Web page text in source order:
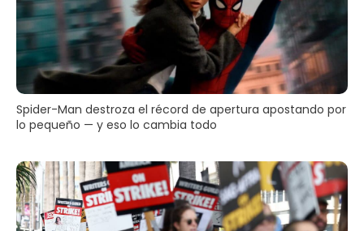
Spider-Man destroza el récord de apertura apostando por
lo pequeño — y eso lo cambia todo